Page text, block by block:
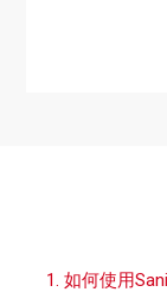
如何使用